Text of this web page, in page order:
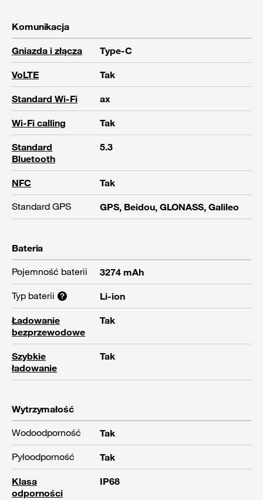
Komunikacja
Gniazda i złącza Type-C
VoLTE Tak
Standard Wi-Fi ax
Wi-Fi calling Tak
Standard
Bluetooth
5.3
NFC
Tak
Standard GPS
GPS, Beidou, GLONASS, Galileo
Bateria
Pojemność baterii
3274 mAh
Typ baterii
Li-ion
Ładowanie
bezprzewodowe
Tak
Szybkie
ładowanie
Tak
Wytrzymałość
Wodoodporność
Tak
Pyłoodporność
Tak
Klasa
odporności
IP68